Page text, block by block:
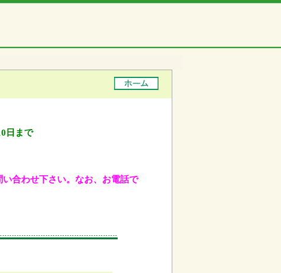
日まで
合わせ下さい。なお、お電話で